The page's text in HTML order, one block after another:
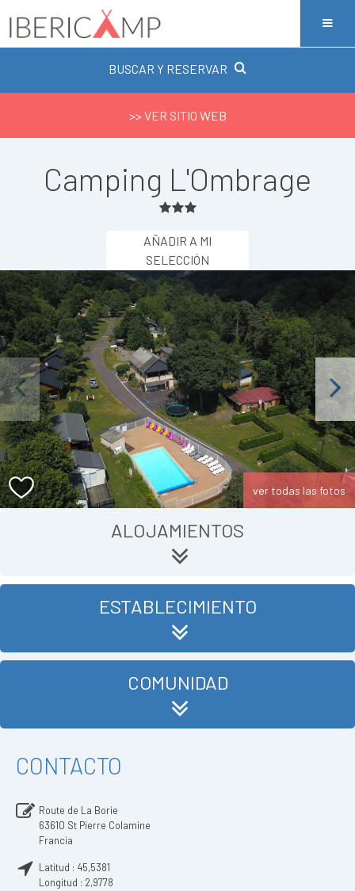
BUSCAR Y RESERVAR
>> VER SITIO WEB
Camping L'Ombrage
AÑADIR A MI
SELECCIÓN
Next
ver todas las fotos
ALOJAMIENTOS
ESTABLECIMIENTO
COMUNIDAD
CONTACTO
Route de La Borie
63610 St Pierre Colamine
Francia
Latitud : 45,5381
Longitud : 2,9778